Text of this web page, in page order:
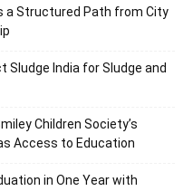
a Structured Path from City
India for Sludge and
Children Society’s
Access to Education
in One Year with